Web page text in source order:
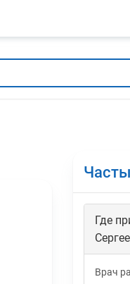
Где
Врач